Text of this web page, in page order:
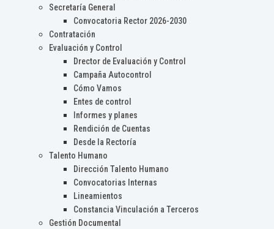
Secretaría General
Convocatoria Rector 2026-2030
Contratación
Evaluación y Control
Drector de Evaluación y Control
Campaña Autocontrol
Cómo Vamos
Entes de control
Informes y planes
Rendición de Cuentas
Desde la Rectoría
Talento Humano
Dirección Talento Humano
Convocatorias Internas
Lineamientos
Constancia Vinculación a Terceros
Gestión Documental